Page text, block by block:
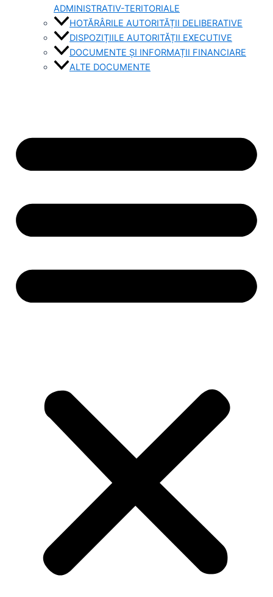
ADMINISTRATIV-TERITORIALE
HOTĂRÂRILE AUTORITĂȚII DELIBERATIVE
DISPOZIȚIILE AUTORITĂȚII EXECUTIVE
DOCUMENTE ȘI INFORMAȚII FINANCIARE
ALTE DOCUMENTE